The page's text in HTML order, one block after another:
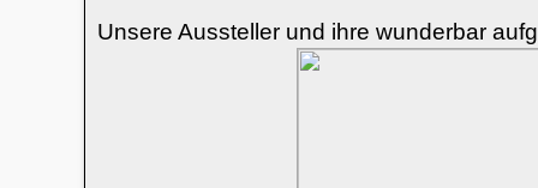
Unsere Aussteller und ihre wunderbar